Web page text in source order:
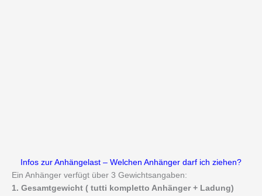
Infos zur Anhängelast – Welchen Anhänger darf ich ziehen?
Ein Anhänger verfügt über 3 Gewichtsangaben:
1. Gesamtgewicht ( tutti kompletto Anhänger + Ladung)